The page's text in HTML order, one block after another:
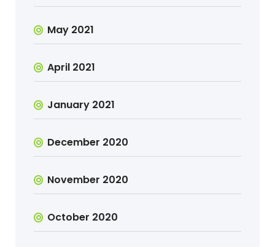
May 2021
April 2021
January 2021
December 2020
November 2020
October 2020